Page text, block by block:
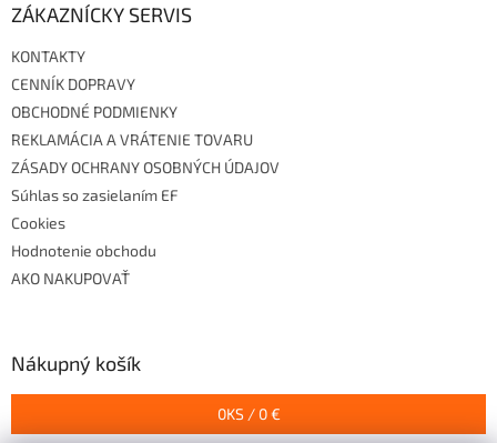
ZÁKAZNÍCKY SERVIS
KONTAKTY
CENNÍK DOPRAVY
OBCHODNÉ PODMIENKY
REKLAMÁCIA A VRÁTENIE TOVARU
ZÁSADY OCHRANY OSOBNÝCH ÚDAJOV
Súhlas so zasielaním EF
Cookies
Hodnotenie obchodu
AKO NAKUPOVAŤ
Nákupný košík
0KS / 0 €